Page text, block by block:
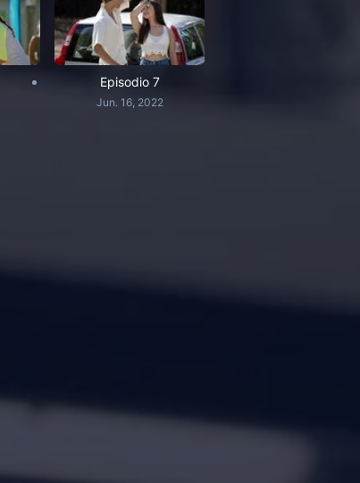
Episodio 7
Jun. 16, 2022